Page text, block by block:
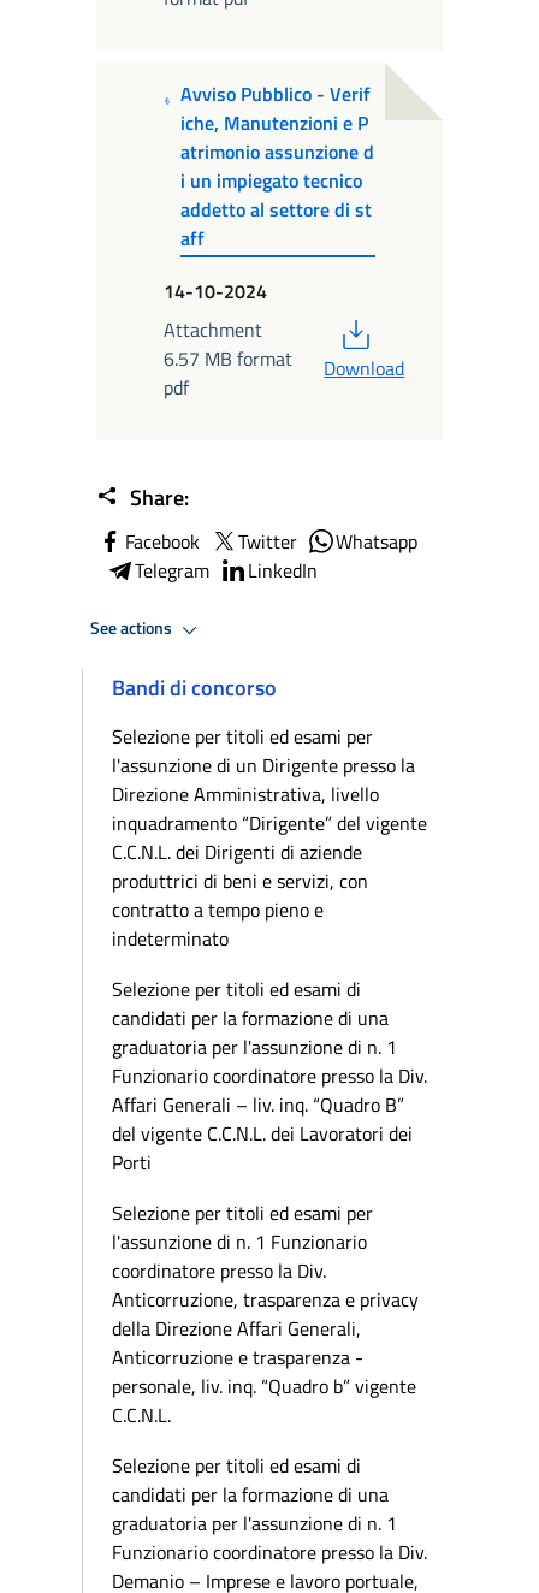
Avviso Pubblico - Verif
iche, Manutenzioni e P
atrimonio assunzione d
i un impiegato tecnico
addetto al settore di st
aff
14-10-2024
Attachment
6.57 MB format
pdf
Download
Share:
Facebook Twitter
Whatsapp
Telegram
LinkedIn
See actions
Bandi di concorso
Selezione per titoli ed esami per
l'assunzione di un Dirigente presso la
Direzione Amministrativa, livello
inquadramento “Dirigente” del vigente
C.C.N.L. dei Dirigenti di aziende
produttrici di beni e servizi, con
contratto a tempo pieno e
indeterminato
Selezione per titoli ed esami di
candidati per la formazione di una
graduatoria per l'assunzione di n. 1
Funzionario coordinatore presso la Div.
Affari Generali – liv. inq. “Quadro B”
del vigente C.C.N.L. dei Lavoratori dei
Porti
Selezione per titoli ed esami per
l'assunzione di n. 1 Funzionario
coordinatore presso la Div.
Anticorruzione, trasparenza e privacy
della Direzione Affari Generali,
Anticorruzione e trasparenza -
personale, liv. inq. “Quadro b” vigente
C.C.N.L.
Selezione per titoli ed esami di
candidati per la formazione di una
graduatoria per l'assunzione di n. 1
Funzionario coordinatore presso la Div.
Demanio – Imprese e lavoro portuale,